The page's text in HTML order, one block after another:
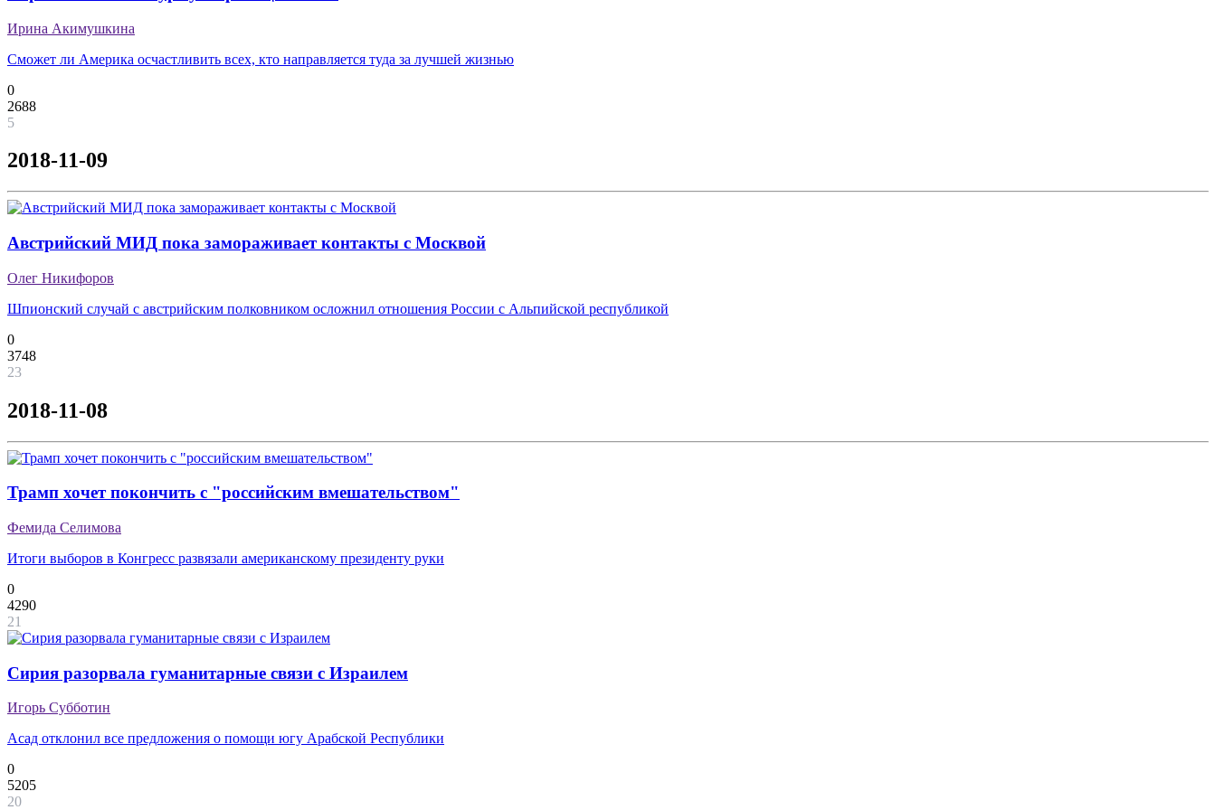
Ирина Акимушкина
Сможет ли Америка осчастливить всех, кто направляется туда за лучшей жизнью
0
2688
5
2018-11-09
Австрийский МИД пока замораживает контакты с Москвой
Олег Никифоров
Шпионский случай с австрийским полковником осложнил отношения России с Альпийской республикой
0
3748
23
2018-11-08
Трамп хочет покончить с "российским вмешательством"
Фемида Селимова
Итоги выборов в Конгресс развязали американскому президенту руки
0
4290
21
Сирия разорвала гуманитарные связи с Израилем
Игорь Субботин
Асад отклонил все предложения о помощи югу Арабской Республики
0
5205
20